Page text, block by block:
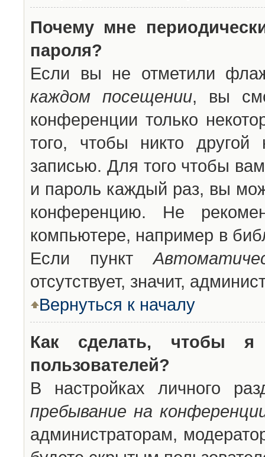
Почему мне
пароля?
Если вы не отметили
каждом посещении, вы
конференции только
того, чтобы никто другой
записью. Для того чтобы
и пароль каждый раз, вы
конференцию. Не
компьютере, например в
Если пункт
отсутствует, значит,
Вернуться к началу
Как сделать, чтобы
пользователей?
В настройках личного
пребывание на
администраторам,